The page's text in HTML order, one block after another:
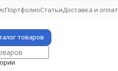
ПортфолиоСтатьиДоставка и
товаров